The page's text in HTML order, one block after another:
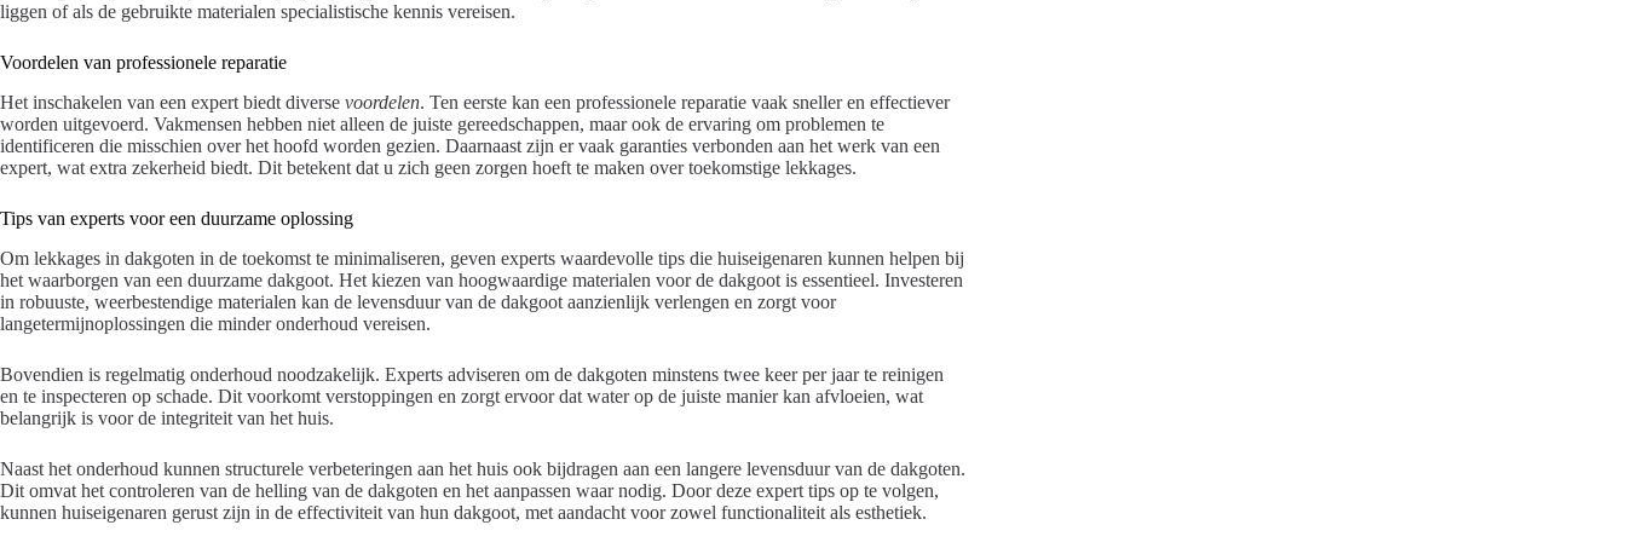
liggen of als de gebruikte materialen specialistische kennis vereisen.
Voordelen van professionele reparatie
Het inschakelen van een expert biedt diverse voordelen. Ten eerste kan een professionele reparatie vaak sneller en effectiever
worden uitgevoerd. Vakmensen hebben niet alleen de juiste gereedschappen, maar ook de ervaring om problemen te
identificeren die misschien over het hoofd worden gezien. Daarnaast zijn er vaak garanties verbonden aan het werk van een
expert, wat extra zekerheid biedt. Dit betekent dat u zich geen zorgen hoeft te maken over toekomstige lekkages.
Tips van experts voor een duurzame oplossing
Om lekkages in dakgoten in de toekomst te minimaliseren, geven experts waardevolle tips die huiseigenaren kunnen helpen bij
het waarborgen van een duurzame dakgoot. Het kiezen van hoogwaardige materialen voor de dakgoot is essentieel. Investeren
in robuuste, weerbestendige materialen kan de levensduur van de dakgoot aanzienlijk verlengen en zorgt voor
langetermijnoplossingen die minder onderhoud vereisen.
Bovendien is regelmatig onderhoud noodzakelijk. Experts adviseren om de dakgoten minstens twee keer per jaar te reinigen
en te inspecteren op schade. Dit voorkomt verstoppingen en zorgt ervoor dat water op de juiste manier kan afvloeien, wat
belangrijk is voor de integriteit van het huis.
Naast het onderhoud kunnen structurele verbeteringen aan het huis ook bijdragen aan een langere levensduur van de dakgoten.
Dit omvat het controleren van de helling van de dakgoten en het aanpassen waar nodig. Door deze expert tips op te volgen,
kunnen huiseigenaren gerust zijn in de effectiviteit van hun dakgoot, met aandacht voor zowel functionaliteit als esthetiek.